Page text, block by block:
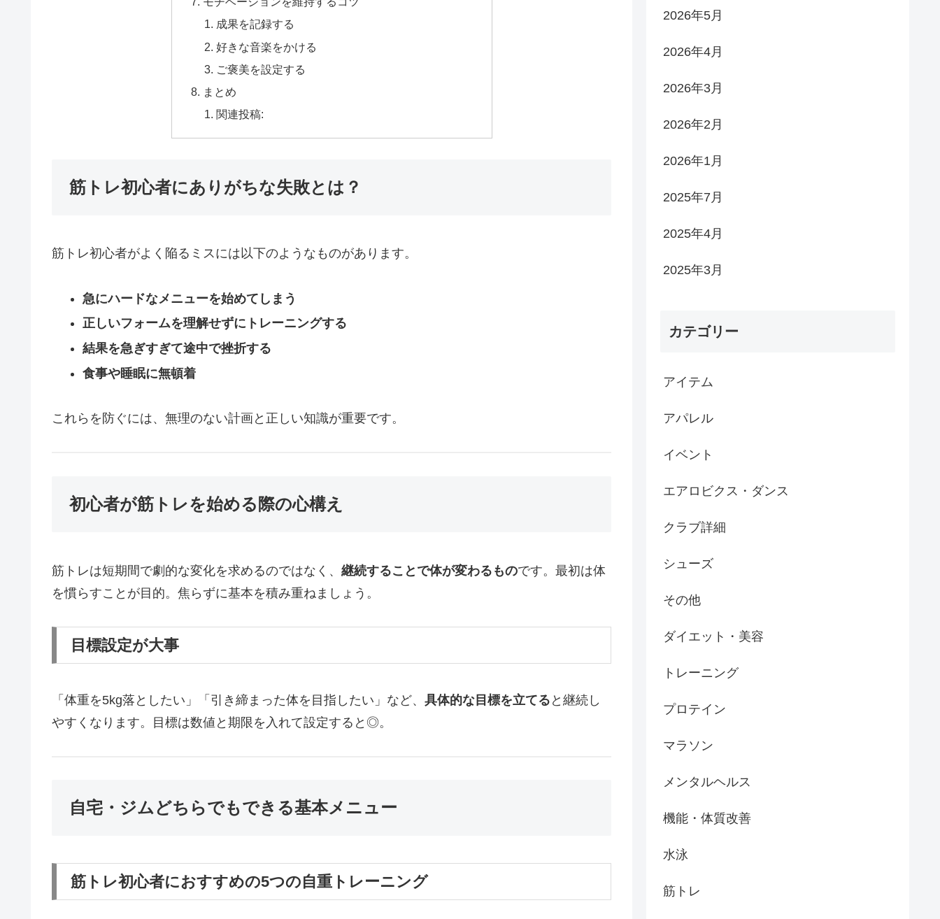
成果を記録する
好きな音楽をかける
ご褒美を設定する
まとめ
関連投稿:
筋トレ初心者にありがちな失敗とは？
筋トレ初心者がよく陥るミスには以下のようなものがあります。
急にハードなメニューを始めてしまう
正しいフォームを理解せずにトレーニングする
結果を急ぎすぎて途中で挫折する
食事や睡眠に無頓着
これらを防ぐには、無理のない計画と正しい知識が重要です。
初心者が筋トレを始める際の心構え
筋トレは短期間で劇的な変化を求めるのではなく、 継続することで体が変わるものです。最初は体
を慣らすことが目的。焦らずに基本を積み重ねましょう。
目標設定が大事
「体重を5kg落としたい」「引き締まった体を目指したい」など、 具体的な目標を立てる と継続し
やすくなります。目標は数値と期限を入れて設定すると◎。
自宅・ジムどちらでもできる基本メニュー
筋トレ初心者におすすめの5つの自重トレーニング
2026年5月
2026年4月
2026年3月
2026年2月
2026年1月
2025年7月
2025年4月
2025年3月
カテゴリー
アイテム
アパレル
イベント
エアロビクス・ダンス
クラブ詳細
シューズ
その他
ダイエット・美容
トレーニング
プロテイン
マラソン
メンタルヘルス
機能・体質改善
水泳
筋トレ